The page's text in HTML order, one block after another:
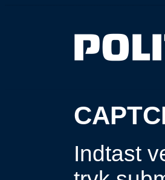
Indtast